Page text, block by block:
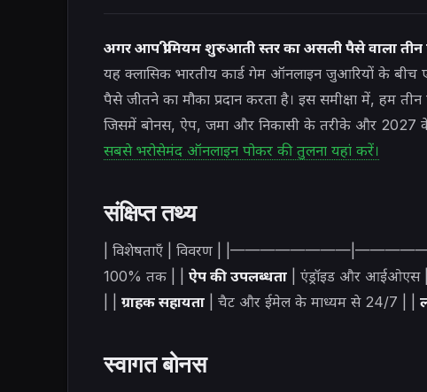
अगर आप प्रीमियम शुरुआती स्तर का असली पैसे वाला तीन
यह क्लासिक भारतीय कार्ड गेम ऑनलाइन जुआरियों के
पैसे जीतने का मौका प्रदान करता है। इस समीक्षा में, हम
जिसमें बोनस, ऐप, जमा और निकासी के तरीके और 2027 के
सबसे भरोसेमंद ऑनलाइन पोकर की तुलना यहां करें।
संक्षिप्त तथ्य
| विशेषताएँ | विवरण |
100% तक | | ऐप की उपलब्धता | एंड्रॉइड और आईओएस
ग्राहक सहायता | चैट और ईमेल के माध्यम से 24/7 | |
स्वागत बोनस